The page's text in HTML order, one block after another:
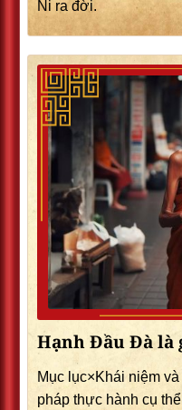
Ni ra đời.
Hạnh Đầu Đà là
Mục lục×Khái niệm
pháp thực hành cụ